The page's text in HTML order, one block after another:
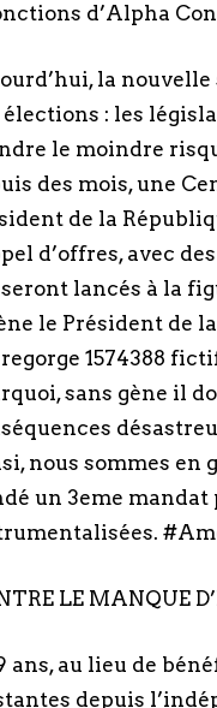
d’Alpha
la
élections : les
le moindre
des mois, une
de la
d’offres, avec
lancés à la
le Président de
1574388
sans gène il
nous sommes en
un 3eme
LE MANQUE
ans, au lieu de
depuis